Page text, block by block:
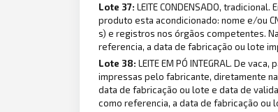
Lote 37:LEITE CONDENSADO,
produto esta acondicionado: nome e/ou
s) e registros nos órgãos competentes.
referencia, a data de fabricação ou lote
Lote 38:LEITE EM PÓ INTEGRAL. De
impressas pelo fabricante, diretamente
data de fabricação ou lote e data de
como referencia, a data de fabricação ou